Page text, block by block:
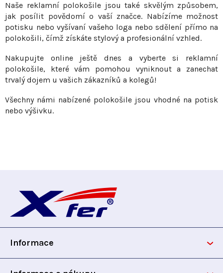
k
y
v
ý
p
i
s
Naše reklamní polokošile jsou také skvělým způsobem,
jak posílit povědomí o vaší značce. Nabízíme možnost
potisku nebo vyšívaní vašeho loga nebo sdělení přímo na
polokošili, čímž získáte stylový a profesionální vzhled.
Nakupujte online ještě dnes a vyberte si reklamní
polokošile, které vám pomohou vyniknout a zanechat
trvalý dojem u vašich zákazníků a kolegů!
Všechny námi nabízené polokošile jsou vhodné na potisk
nebo výšivku.
p
Informace